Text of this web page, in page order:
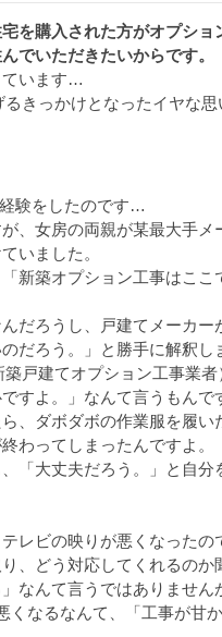
を購入された方がオプシ
でいただきたいからです。
ています…
きっかけとなったイヤな
験をしたのです…
、女房の両親が某最大手
いました。
新築オプション工事はこ
だろうし、戸建てメーカ
だろう。」と勝手に解釈し
戸建てオプション工事業
すよ。」なんて言うもん
、ダボダボの作業服を履
わってしまったんですよ。
「大丈夫だろう。」と自
レビの映りが悪くなったの
、どう対応してくれるの
なんて言うではありません
くなるなんて、「工事が甘